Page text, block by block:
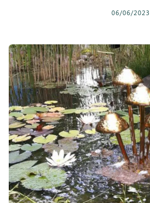
06/06/2023